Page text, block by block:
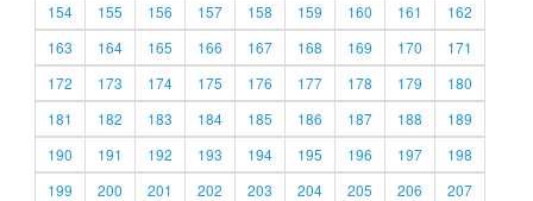
154
155 156 157 158 159 160 161
162
163
164 165 166 167 168 169 170
171
172
173 174 175 176 177 178 179
180
181
182 183 184 185 186 187 188
189
190
191 192 193 194 195 196 197
198
199
200 201 202 203 204 205 206
207